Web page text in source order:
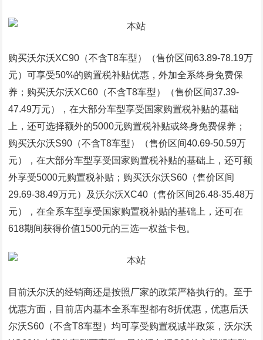
购买沃尔沃XC90（不含T8车型）（售价区间63.89-78.19万
元）可享受50%的购置税补贴优惠，外加全系终身免费保
养；购买沃尔沃XC60（不含T8车型）（售价区间37.39-
47.49万元），在大部分车型享受国家购置税补贴的基础
上，还可选择额外的5000元购置税补贴或终身免费保养；
购买沃尔沃S90（不含T8车型）（售价区间40.69-50.59万
元），在大部分车型享受国家购置税补贴的基础上，还可额
外享受5000元购置税补贴；购买沃尔沃S60（售价区间
29.69-38.49万元）及沃尔沃XC40（售价区间26.48-35.48万
元），在全系车型享受国家购置税补贴的基础上，还可在
618期间获得价值1500元的三选一权益卡包。
目前沃尔沃的经销商还是按照厂家的政策严格执行的。至于
优惠方面，目前店内基本全系车型都有8折优惠，优惠后沃
尔沃S60（不含T8车型）均可享受购置税减半政策，沃尔沃